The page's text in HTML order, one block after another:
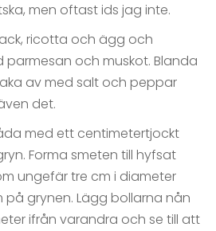
men oftast ids jag inte.
ricotta och ägg och
parmesan och muskot. Blanda
av med salt och peppar
det.
med ett centimetertjockt
Forma smeten till hyfsat
ungefär tre cm i diameter
grynen. Lägg bollarna nån
ifrån varandra och se till att